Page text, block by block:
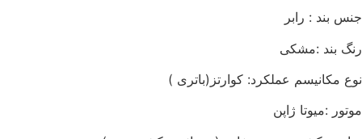
جنس بند : رابر
رنگ بند :مشکی
نوع مکانیسم عملکرد: کوارتز(باتری )
موتور :میوتا ژاپن